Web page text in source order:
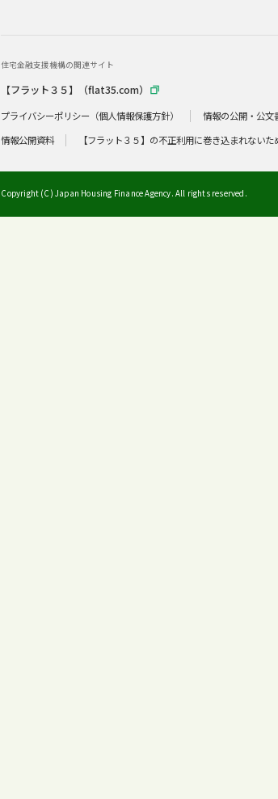
住宅金融支援機構の関連サイト
【フラット３５】（flat35.com）
プライバシーポリシー（個人情報保護方針） 情報の公開・公文
情報公開資料
【フラット３５】の不正利用に巻き込まれないた
Copyright (C) Japan Housing Finance Agency. All rights reserved.